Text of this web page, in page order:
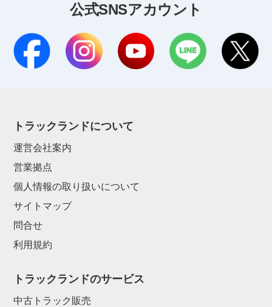
公式SNSアカウント
トラックランドについて
運営会社案内
営業拠点
個人情報の取り扱いについて
サイトマップ
問合せ
利用規約
トラックランドのサービス
中古トラック販売